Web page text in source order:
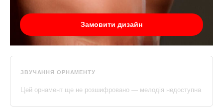
Замовити дизайн
ЗВУЧАННЯ ОРНАМЕНТУ
Цей орнамент ще не розшифровано — мелодія недоступна